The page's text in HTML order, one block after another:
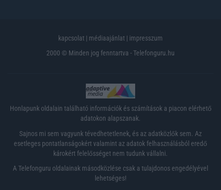
kapcsolat | médiaajánlat | impresszum
2000 © Minden jog fenntartva - Telefonguru.hu
Honlapunk oldalain található információk és számítások a piacon elérhető
adatokon alapszanak.
Sajnos mi sem vagyunk tévedhetetlenek, és az adatközlők sem. Az
esetleges pontatlanságokért valamint az adatok felhasználásból eredő
károkért felelősséget nem tudunk vállalni.
A Telefonguru oldalainak másodközlése csak a tulajdonos engedélyével
lehetséges!